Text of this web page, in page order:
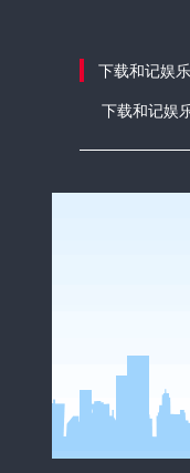
下载和记娱
下载和记娱